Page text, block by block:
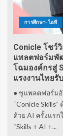
การศึกษา-ไอที
Conicle โชว์
แพลตฟอร์มพั
โฉมองค์กรสู่
แรงงานไทยรั
● ชูแพลตฟอร์ม
“Conicle
ด้วย AI ครั้งแร
“Skills + AI +...